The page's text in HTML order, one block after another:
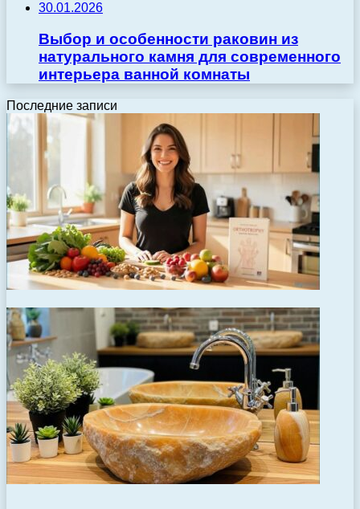
30.01.2026
Выбор и особенности раковин из
натурального камня для современного
интерьера ванной комнаты
Последние записи